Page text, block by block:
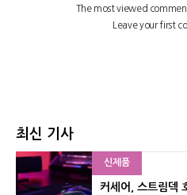
최신 기사
신제품
커세어, 스트림덱